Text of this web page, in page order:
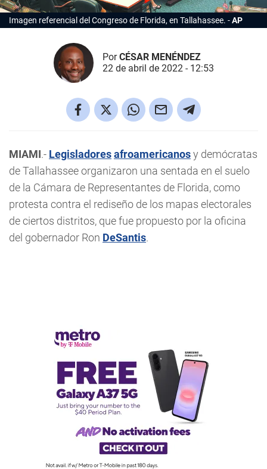
Imagen referencial del Congreso de Florida, en Tallahassee. AP
PorCÉSAR MENÉNDEZ
22 de abril de 2022 - 12:53
MIAMI.- Legisladoresafroamericanosy demócratas
de Tallahassee organizaron una sentada en el suelo
de la Cámara de Representantes de Florida, como
protesta contra el rediseño de los mapas electorales
de ciertos distritos, que fue propuesto por la oficina
del gobernador Ron DeSantis.